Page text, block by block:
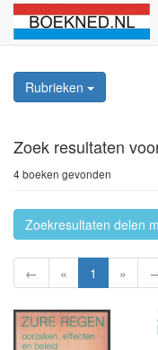
Rubrieken
Zoek resultaten
4 boeken gevonden
Zoekresultaten delen
← « 1 »